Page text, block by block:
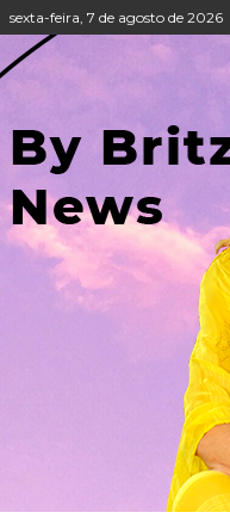
sexta-feira, 7 de agosto de 2026